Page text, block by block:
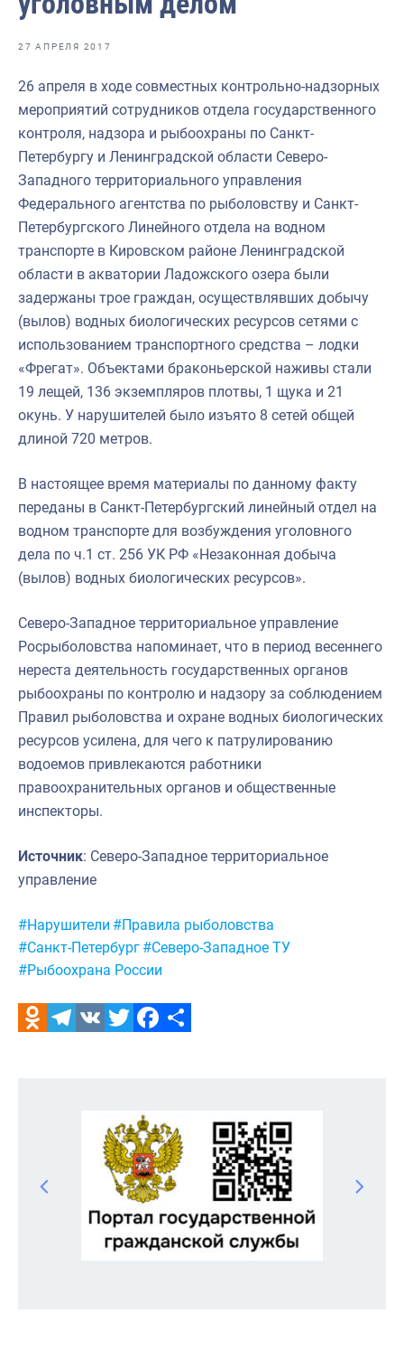
Отраслевые СМИ
Выставки и конференции
Научно-практическая литература
Рыбоохрана России
Отрасль в цифрах
Инфографика
Укрепление духовно-нравственных ценностей
События в России и мире
27 АПРЕЛЯ 2017
26 апреля в ходе совместных контрольно-надзорных
мероприятий сотрудников отдела государственного
контроля, надзора и рыбоохраны по Санкт-
Петербургу и Ленинградской области Северо-
Западного территориального управления
Федерального агентства по рыболовству и Санкт-
Петербургского Линейного отдела на водном
транспорте в Кировском районе Ленинградской
области в акватории Ладожского озера были
задержаны трое граждан, осуществлявших добычу
(вылов) водных биологических ресурсов сетями с
использованием транспортного средства – лодки
«Фрегат». Объектами браконьерской наживы стали
19 лещей, 136 экземпляров плотвы, 1 щука и 21
окунь. У нарушителей было изъято 8 сетей общей
длиной 720 метров.
В настоящее время материалы по данному факту
переданы в Санкт-Петербургский линейный отдел на
водном транспорте для возбуждения уголовного
дела по ч.1 ст. 256 УК РФ «Незаконная добыча
(вылов) водных биологических ресурсов».
Северо-Западное территориальное управление
Росрыболовства напоминает, что в период весеннего
нереста деятельность государственных органов
рыбоохраны по контролю и надзору за соблюдением
Правил рыболовства и охране водных биологических
ресурсов усилена, для чего к патрулированию
водоемов привлекаются работники
правоохранительных органов и общественные
инспекторы.
Источник: Северо-Западное территориальное
управление
Метки:
#Нарушители #Правила рыболовства
#Санкт-Петербург #Северо-Западное ТУ
#Рыбоохрана России